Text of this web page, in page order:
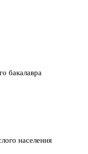
бакалавра
населення